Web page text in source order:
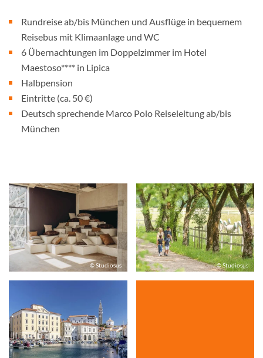
Rundreise ab/bis München und Ausflüge in bequemem
Reisebus mit Klimaanlage und WC
6 Übernachtungen im Doppelzimmer im Hotel
Maestoso**** in Lipica
Halbpension
Eintritte (ca. 50 €)
Deutsch sprechende Marco Polo Reiseleitung ab/bis
München
© Studiosus © Studiosus